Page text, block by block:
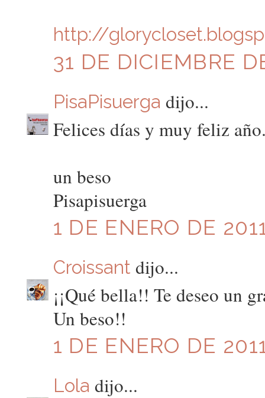
http://
31 DE DICIEMBRE
PisaPisuerga dijo...
Felices días y muy feliz
un beso
Pisapisuerga
1 DE ENERO DE
Croissant dijo...
¡¡Qué bella!! Te deseo un
Un beso!!
1 DE ENERO DE
Lola dijo...